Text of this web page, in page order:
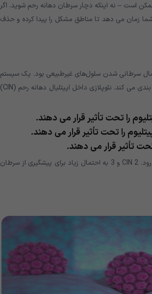
است – نه اینکه دچار سرطان دهانه رحم شوید. اگر
زمان می دهد تا مناطق مشکل را پیدا کرده و حذف
سرطانی شدن سلول‌های غیرطبیعی بود. یک سیستم
جدیدتر شدت بیماری را بر اساس میزان سلول های غیر طبیعی در بافت اپیتلیال دهانه رحم طبقه بندی می کند. نئوپلازی داخل اپیتلیال دهانه رحم (CIN)
دیسپلازی دهانه رحم CIN 1 به ندرت تبدیل به سرطان می شود و اغلب خود به خود از بین می رود. CIN 2 و 3 به احتمال زیاد برای پیشگیری از سرطان